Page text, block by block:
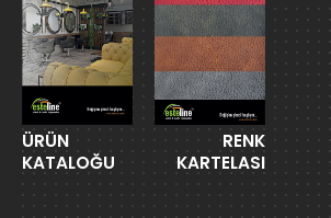
ÜRÜN
KATALOĞU
RENK
KARTELASI